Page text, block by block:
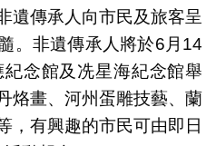
遺傳承人向市民及旅客呈
。非遺傳承人將於6月14
念館及冼星海紀念館舉
烙畫、河州蛋雕技藝、蘭
，有興趣的市民可由即日